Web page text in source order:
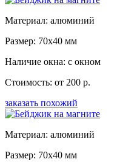
Материал: алюминий
Размер: 70x40 мм
Наличие окна: с окном
Стоимость: от 200 р.
заказать похожий
Материал: алюминий
Размер: 70x40 мм